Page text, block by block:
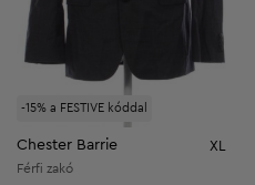
-15% a FESTIVE kóddal
Chester Barrie XL
Férfi zakó